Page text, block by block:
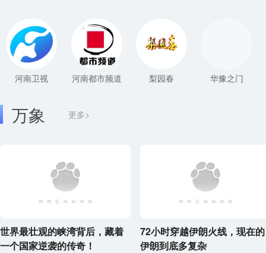
河南卫视 河南都市频道 梨园春 华豫之门
更多>
万象
世界最壮观的峡湾背后，藏着
一个国家逆袭的传奇！
72小时穿越伊朗火线，现在的
伊朗到底多复杂